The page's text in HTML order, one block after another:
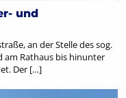
und
an der Stelle des sog.
am Rathaus bis hinunter
Der […]